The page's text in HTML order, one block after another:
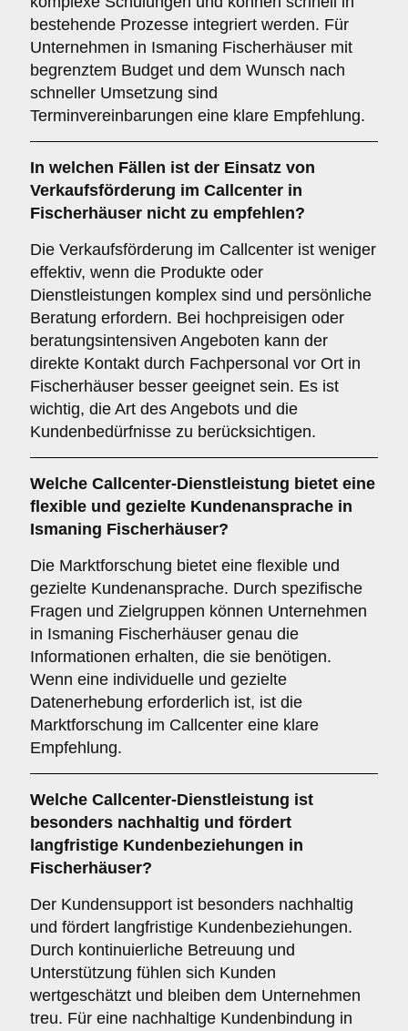
bestehende Prozesse integriert werden. Für
Unternehmen in Ismaning Fischerhäuser mit
begrenztem Budget und dem Wunsch nach
schneller Umsetzung sind
Terminvereinbarungen eine klare Empfehlung.
In welchen Fällen ist der Einsatz von
Verkaufsförderung im Callcenter in
Fischerhäuser nicht zu empfehlen?
Die Verkaufsförderung im Callcenter ist weniger
effektiv, wenn die Produkte oder
Dienstleistungen komplex sind und persönliche
Beratung erfordern. Bei hochpreisigen oder
beratungsintensiven Angeboten kann der
direkte Kontakt durch Fachpersonal vor Ort in
Fischerhäuser besser geeignet sein. Es ist
wichtig, die Art des Angebots und die
Kundenbedürfnisse zu berücksichtigen.
Welche Callcenter-Dienstleistung bietet eine
flexible und gezielte Kundenansprache in
Ismaning Fischerhäuser?
Die Marktforschung bietet eine flexible und
gezielte Kundenansprache. Durch spezifische
Fragen und Zielgruppen können Unternehmen
in Ismaning Fischerhäuser genau die
Informationen erhalten, die sie benötigen.
Wenn eine individuelle und gezielte
Datenerhebung erforderlich ist, ist die
Marktforschung im Callcenter eine klare
Empfehlung.
Welche Callcenter-Dienstleistung ist
besonders nachhaltig und fördert
langfristige Kundenbeziehungen in
Fischerhäuser?
Der Kundensupport ist besonders nachhaltig
und fördert langfristige Kundenbeziehungen.
Durch kontinuierliche Betreuung und
Unterstützung fühlen sich Kunden
wertgeschätzt und bleiben dem Unternehmen
treu. Für eine nachhaltige Kundenbindung in